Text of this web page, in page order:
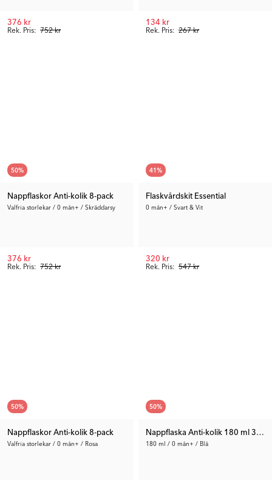
Rek. Pris: 752 kr
376 kr
Rek. Pris: 267 kr
134 kr
50%
Nappflaskor Anti-kolik 8-pack
Valfria storlekar / 0 mån+ / Skräddarsy
Rek. Pris: 752 kr
376 kr
41%
Flaskvårdskit Essential
0 mån+ / Svart & Vit
Rek. Pris: 547 kr
320 kr
50%
Nappflaskor Anti-kolik 8-pack
Valfria storlekar / 0 mån+ / Rosa
50%
Nappflaska Anti-kolik 180 ml 3-
180 ml / 0 mån+ / Blå